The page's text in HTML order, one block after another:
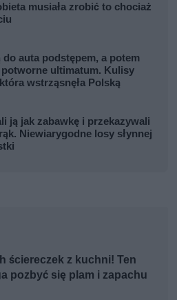
musiała zrobić to chociaż
do auta podstępem, a potem
potworne ultimatum. Kulisy
wstrząsnęła Polską
ją jak zabawkę i przekazywali
Niewiarygodne losy słynnej
ściereczek z kuchni! Ten
pozbyć się plam i zapachu